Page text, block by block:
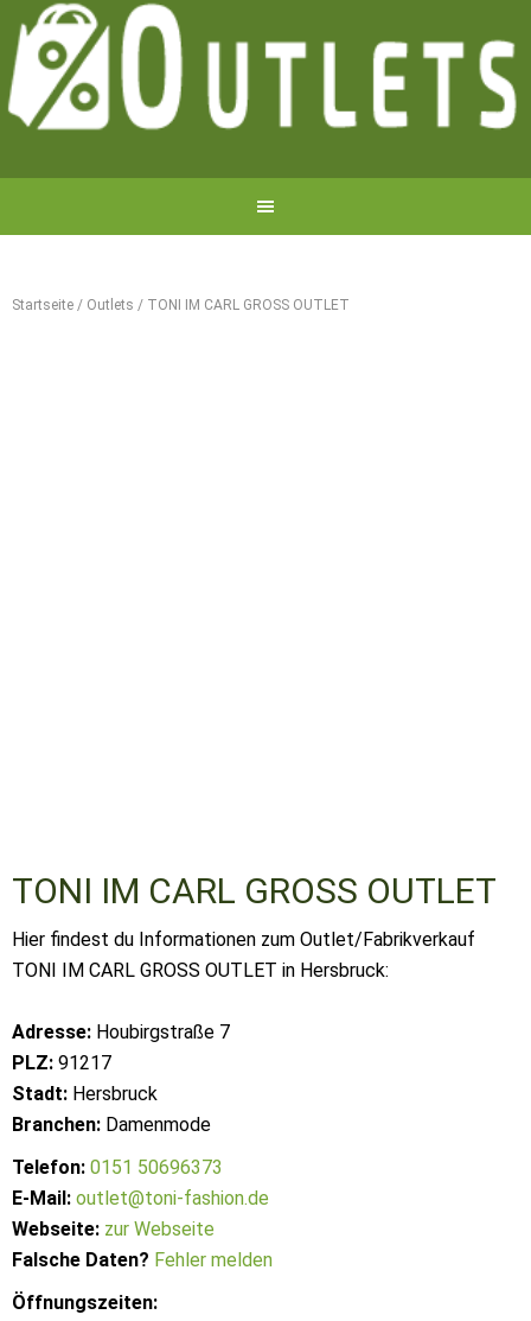
Startseite / Outlets / TONI IM CARL GROSS OUTLET
TONI IM CARL GROSS OUTLET
Hier findest du Informationen zum Outlet/Fabrikverkauf
TONI IM CARL GROSS OUTLET in Hersbruck:
Adresse: Houbirgstraße 7
PLZ: 91217
Stadt: Hersbruck
Branchen: Damenmode
Telefon: 0151 50696373
E-Mail: outlet@toni-fashion.de
Webseite: zur Webseite
Falsche Daten? Fehler melden
Öffnungszeiten: